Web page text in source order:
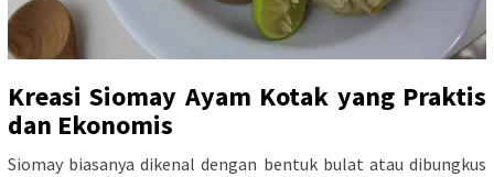
Kreasi Siomay Ayam Kotak yang Praktis
dan Ekonomis
Siomay biasanya dikenal dengan bentuk bulat atau dibungkus